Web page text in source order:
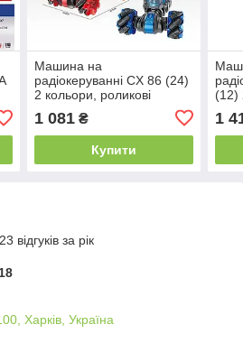
Машина на
радіокеруванні CX 86 (24)
2 кольори, роликові
акум. 3.7V, музика, звуки,
USB-кабель, пульт 2.4G +
1 081₴
Купити
(12)
1
відгуків за рік
Харків, Україна